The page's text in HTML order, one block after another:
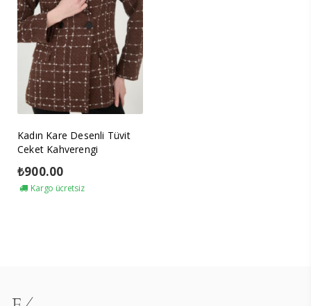
Kadın Kare Desenli Tüvit
Ceket Kahverengi
₺900.00
Kargo ücretsiz